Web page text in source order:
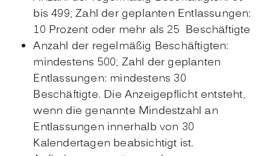
bis 499; Zahl der geplanten Entlassungen:
10 Prozent oder mehr als 25 Beschäftigte
Anzahl der regelmäßig Beschäftigten:
mindestens 500; Zahl der geplanten
Entlassungen: mindestens 30
Beschäftigte. Die Anzeigepflicht entsteht,
wenn die genannte Mindestzahl an
Entlassungen innerhalb von 30
Kalendertagen beabsichtigt ist.